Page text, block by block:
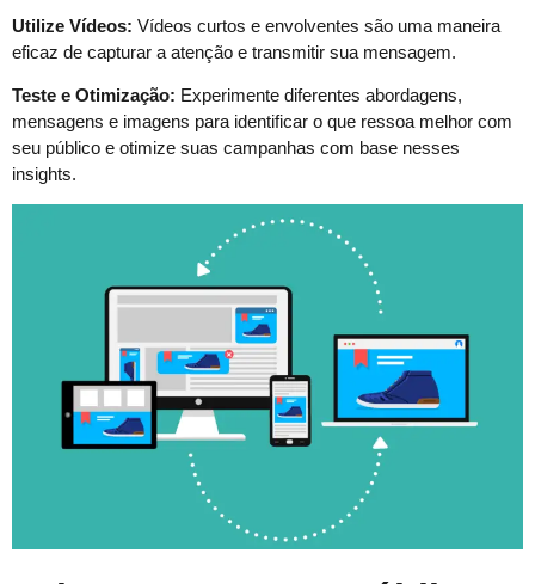
Utilize Vídeos: Vídeos curtos e envolventes são uma maneira
eficaz de capturar a atenção e transmitir sua mensagem.
Teste e Otimização: Experimente diferentes abordagens,
mensagens e imagens para identificar o que ressoa melhor com
seu público e otimize suas campanhas com base nesses
insights.